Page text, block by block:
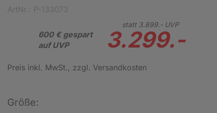
600 € gespart
auf UVP
statt 3.899.-UVP
3.299.-
Preis inkl. MwSt. , zzgl. Versandkosten
Größe: